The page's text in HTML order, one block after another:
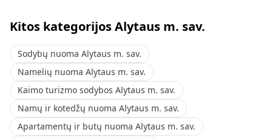
Kitos kategorijos Alytaus m. sav.
Sodybų nuoma Alytaus m. sav.
Namelių nuoma Alytaus m. sav.
Kaimo turizmo sodybos Alytaus m. sav.
Namų ir kotedžų nuoma Alytaus m. sav.
Apartamentų ir butų nuoma Alytaus m. sav.